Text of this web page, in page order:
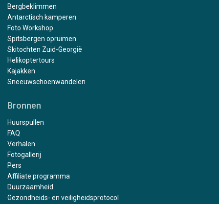
Bergbeklimmen
Antarctisch kamperen
Foto Workshop
Spitsbergen opruimen
Skitochten Zuid-Georgië
Helikoptertours
Kajakken
Sneeuwschoenwandelen
Bronnen
Huurspullen
FAQ
Verhalen
Fotogallerij
Pers
Affiliate programma
Duurzaamheid
Gezondheids- en veiligheidsprotocol